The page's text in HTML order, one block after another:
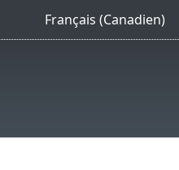
Français (Canadien)